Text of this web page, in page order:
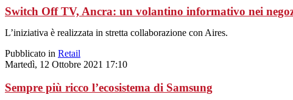
Switch Off TV, Ancra: un volantino informativo nei
L’iniziativa è realizzata in stretta collaborazione con Aires.
Pubblicato in Retail
Martedì, 12 Ottobre 2021 17:10
Sempre più ricco l’ecosistema di Samsung